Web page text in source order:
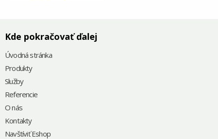
Kde pokračovať ďalej
Úvodná stránka
Produkty
Služby
Referencie
O nás
Kontakty
Navštíviť Eshop